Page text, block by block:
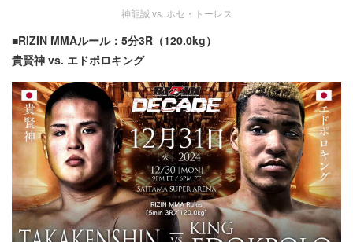
神龍誠 vs. ホセ・トーレス
■RIZIN MMAルール：5分3R（120.0kg）
貴賢神 vs. エドポロキング